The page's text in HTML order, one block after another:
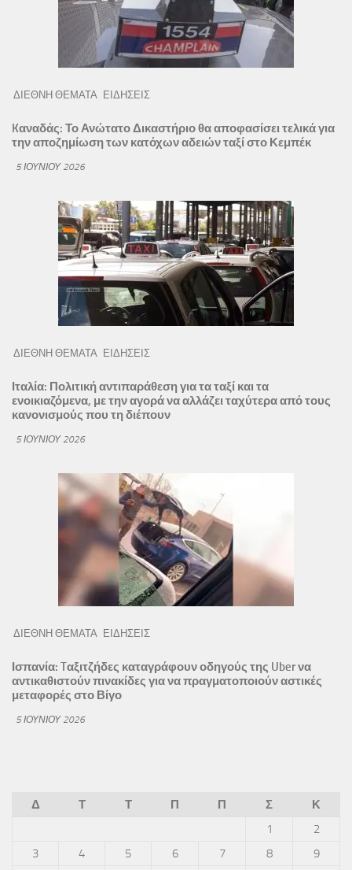
ΔΙΕΘΝΗ ΘΕΜΑΤΑ ΕΙΔΗΣΕΙΣ
Kαναδάς: Το Ανώτατο Δικαστήριο θα αποφασίσει τελικά για
την αποζημίωση των κατόχων αδειών ταξί στο Κεμπέκ
5 ΙΟΥΝΊΟΥ 2026
ΔΙΕΘΝΗ ΘΕΜΑΤΑ ΕΙΔΗΣΕΙΣ
Ιταλία: Πολιτική αντιπαράθεση για τα ταξί και τα
ενοικιαζόμενα, με την αγορά να αλλάζει ταχύτερα από τους
κανονισμούς που τη διέπουν
5 ΙΟΥΝΊΟΥ 2026
ΔΙΕΘΝΗ ΘΕΜΑΤΑ ΕΙΔΗΣΕΙΣ
Ισπανία: Tαξιτζήδες καταγράφουν οδηγούς της Uber να
αντικαθιστούν πινακίδες για να πραγματοποιούν αστικές
μεταφορές στο Βίγο
5 ΙΟΥΝΊΟΥ 2026
Δ Τ Τ Π Π Σ
Κ
1
2
3
4 5 6 7 8
9